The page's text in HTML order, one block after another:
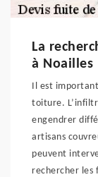
La
à Noailles
Il est
toiture.
engendrer
artisans
peuvent
rechercher les